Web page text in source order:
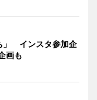
」 インスタ参加企
画も